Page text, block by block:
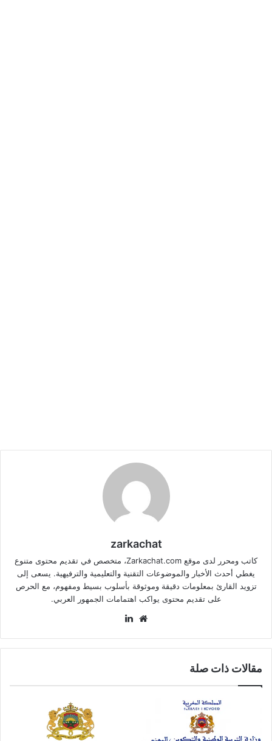
zarkachat
كاتب ومحرر لدى موقع Zarkachat.com، متخصص في تقديم محتوى متنوع
يغطي أحدث الأخبار والموضوعات التقنية والتعليمية والترفيهية. يسعى إلى
تزويد القارئ بمعلومات دقيقة وموثوقة بأسلوب بسيط ومفهوم، مع الحرص
على تقديم محتوى يواكب اهتمامات الجمهور العربي.
موقع
مقالات ذات صلة